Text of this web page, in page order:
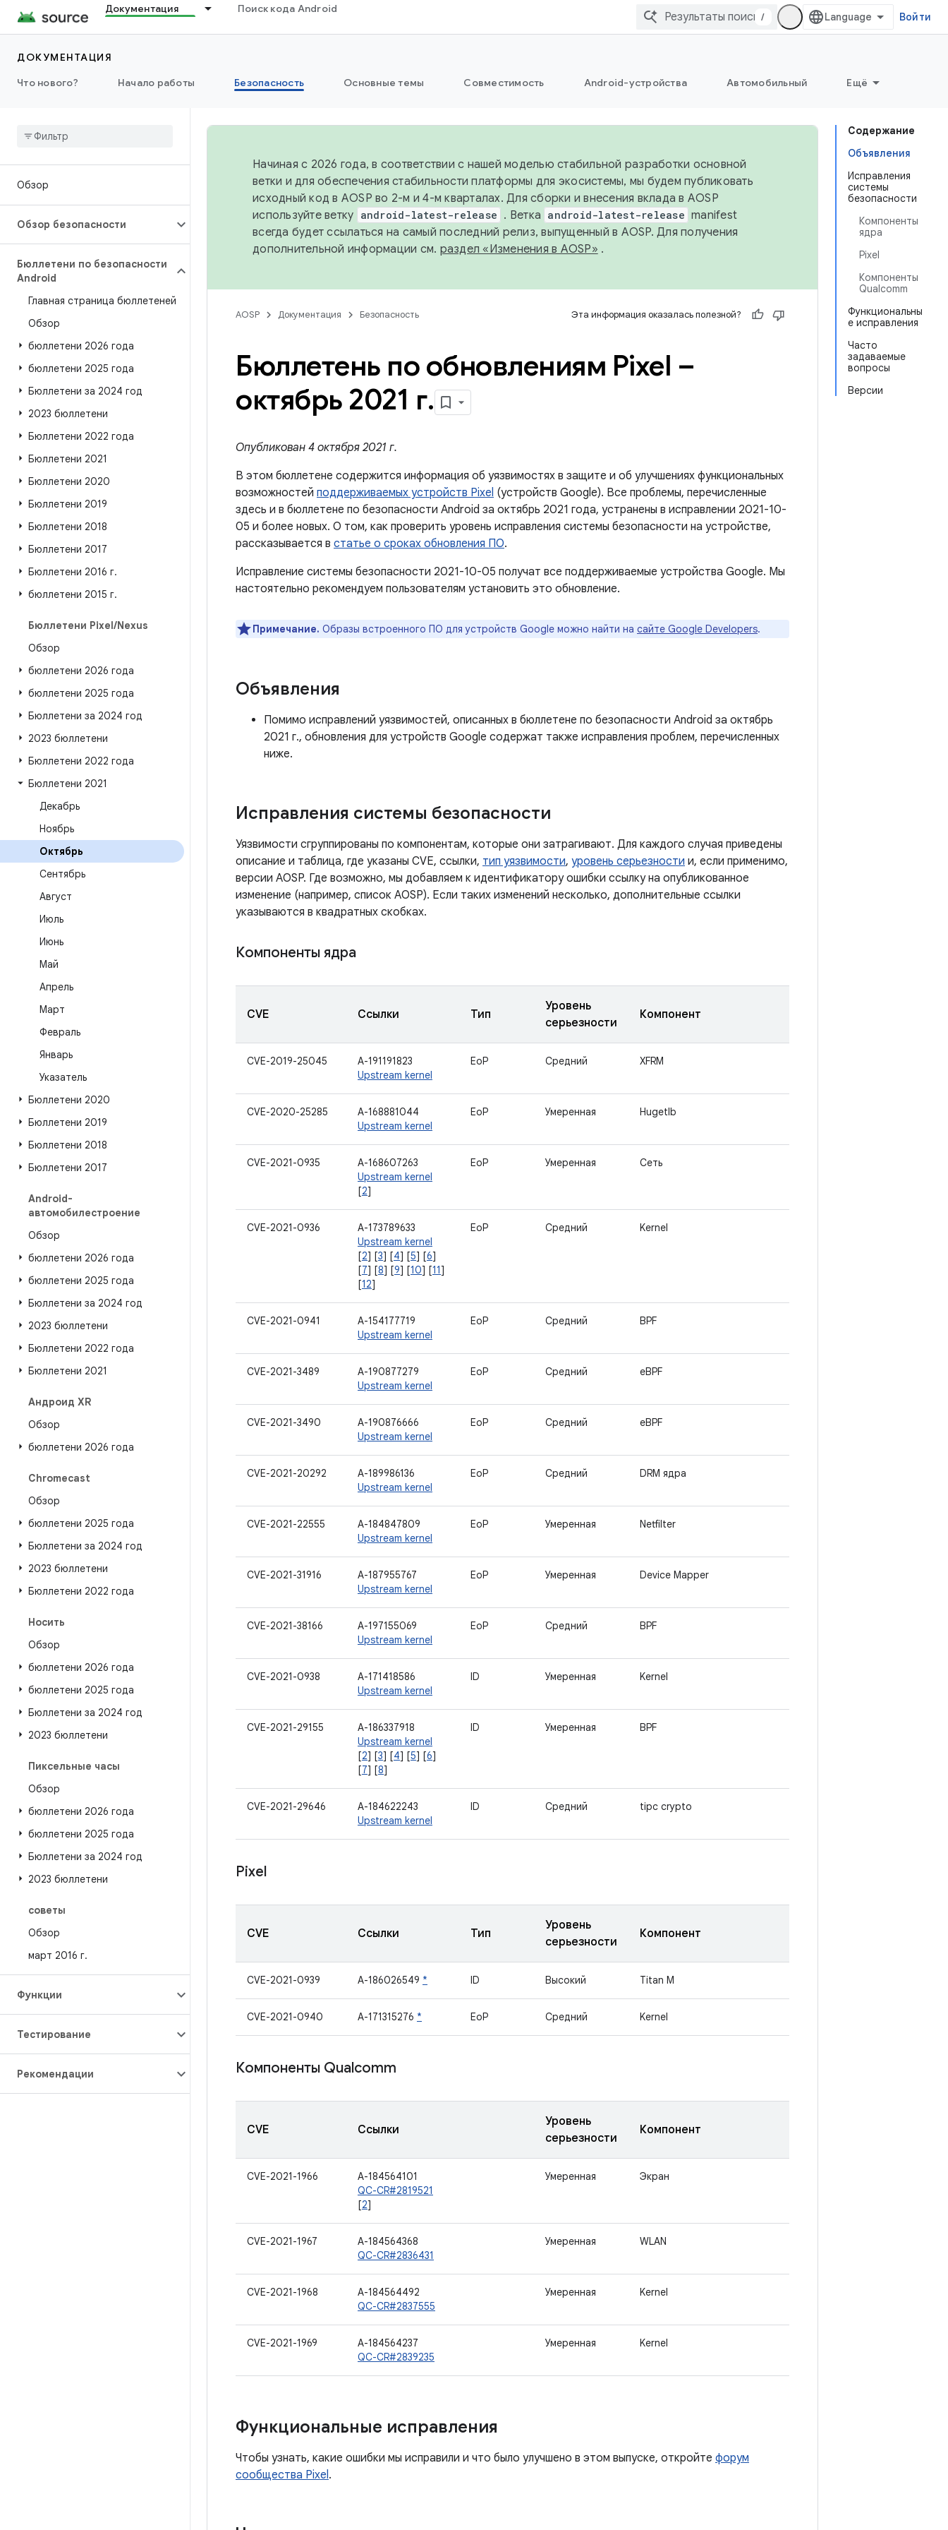
Документация Поиск кода Android
/ Войти
ДОКУМЕНТАЦИЯ
Что нового?
Начало работы Безопасность Основные темы Совместимость Android-устройства Автомобильный Ещё
Обзор
Обзор безопасности
Бюллетени по безопасности
Android
Главная страница бюллетеней
Обзор
бюллетени 2026 года
бюллетени 2025 года
Бюллетени за 2024 год
2023 бюллетени
Бюллетени 2022 года
Бюллетени 2021
Бюллетени 2020
Бюллетени 2019
Бюллетени 2018
Бюллетени 2017
Бюллетени 2016 г.
бюллетени 2015 г.
Бюллетени Pixel/Nexus
Обзор
бюллетени 2026 года
бюллетени 2025 года
Бюллетени за 2024 год
2023 бюллетени
Бюллетени 2022 года
Бюллетени 2021
Декабрь
Ноябрь
Октябрь
Сентябрь
Август
Июль
Июнь
Май
Апрель
Март
Февраль
Январь
Указатель
Бюллетени 2020
Бюллетени 2019
Бюллетени 2018
Бюллетени 2017
Android-
автомобилестроение
Обзор
бюллетени 2026 года
бюллетени 2025 года
Бюллетени за 2024 год
2023 бюллетени
Бюллетени 2022 года
Бюллетени 2021
Андроид XR
Обзор
бюллетени 2026 года
Chromecast
Обзор
бюллетени 2025 года
Бюллетени за 2024 год
2023 бюллетени
Бюллетени 2022 года
Носить
Обзор
бюллетени 2026 года
бюллетени 2025 года
Бюллетени за 2024 год
2023 бюллетени
Пиксельные часы
Обзор
бюллетени 2026 года
бюллетени 2025 года
Бюллетени за 2024 год
2023 бюллетени
советы
Обзор
март 2016 г.
Функции
Тестирование
Рекомендации
Содержание
Объявления
Исправления
системы
безопасности
Компоненты
ядра
Pixel
Компоненты
Qualcomm
Функциональны
е исправления
Часто
задаваемые
вопросы
Версии
Начиная с 2026 года, в соответствии с нашей моделью стабильной разработки основной
ветки и для обеспечения стабильности платформы для экосистемы, мы будем публиковать
исходный код в AOSP во 2-м и 4-м кварталах. Для сборки и внесения вклада в AOSP
используйте ветку android-latest-release . Ветка android-latest-release manifest
всегда будет ссылаться на самый последний релиз, выпущенный в AOSP. Для получения
дополнительной информации см. раздел «Изменения в AOSP» .
AOSP Документация Безопасность Эта информация оказалась полезной?
Бюллетень по обновлениям Pixel –
октябрь 2021 г.
Опубликован 4 октября 2021 г.
В этом бюллетене содержится информация об уязвимостях в защите и об улучшениях функциональных
возможностей поддерживаемых устройств Pixel (устройств Google). Все проблемы, перечисленные
здесь и в бюллетене по безопасности Android за октябрь 2021 года, устранены в исправлении 2021-10-
05 и более новых. О том, как проверить уровень исправления системы безопасности на устройстве,
рассказывается в статье о сроках обновления ПО.
Исправление системы безопасности 2021-10-05 получат все поддерживаемые устройства Google. Мы
настоятельно рекомендуем пользователям установить это обновление.
Примечание. Образы встроенного ПО для устройств Google можно найти на сайте Google Developers.
Объявления
Помимо исправлений уязвимостей, описанных в бюллетене по безопасности Android за октябрь
2021 г., обновления для устройств Google содержат также исправления проблем, перечисленных
ниже.
Исправления системы безопасности
Уязвимости сгруппированы по компонентам, которые они затрагивают. Для каждого случая приведены
описание и таблица, где указаны CVE, ссылки, тип уязвимости, уровень серьезности и, если применимо,
версии AOSP. Где возможно, мы добавляем к идентификатору ошибки ссылку на опубликованное
изменение (например, список AOSP). Если таких изменений несколько, дополнительные ссылки
указываются в квадратных скобках.
Компоненты ядра
CVE Ссылки Тип
Уровень
серьезности
Компонент
CVE-2019-25045
A-191191823
Upstream kernel
EoP Средний XFRM
CVE-2020-25285
A-168881044
Upstream kernel
EoP Умеренная Hugetlb
CVE-2021-0935
A-168607263
Upstream kernel
[2]
EoP Умеренная Сеть
CVE-2021-0936
A-173789633
Upstream kernel
[2] [3] [4] [5] [6]
[7] [8] [9] [10] [11]
[12]
EoP Средний Kernel
CVE-2021-0941
A-154177719
Upstream kernel
EoP Средний BPF
CVE-2021-3489
A-190877279
Upstream kernel
EoP Средний eBPF
CVE-2021-3490
A-190876666
Upstream kernel
EoP Средний eBPF
CVE-2021-20292
A-189986136
Upstream kernel
EoP Средний DRM ядра
CVE-2021-22555
A-184847809
Upstream kernel
EoP Умеренная Netfilter
CVE-2021-31916
A-187955767
Upstream kernel
EoP Умеренная Device Mapper
CVE-2021-38166
A-197155069
Upstream kernel
EoP Средний BPF
CVE-2021-0938
A-171418586
Upstream kernel
ID Умеренная Kernel
CVE-2021-29155
A-186337918
Upstream kernel
[2] [3] [4] [5] [6]
[7] [8]
ID Умеренная BPF
CVE-2021-29646
A-184622243
Upstream kernel
ID Средний tipc crypto
Pixel
CVE Ссылки Тип
Уровень
серьезности
Компонент
CVE-2021-0939 A-186026549 * ID Высокий Titan M
CVE-2021-0940 A-171315276 * EoP Средний Kernel
Компоненты Qualcomm
CVE Ссылки
Уровень
серьезности
Компонент
CVE-2021-1966
A-184564101
QC-CR#2819521
[2]
Умеренная Экран
CVE-2021-1967
A-184564368
QC-CR#2836431
Умеренная WLAN
CVE-2021-1968
A-184564492
QC-CR#2837555
Умеренная Kernel
CVE-2021-1969
A-184564237
QC-CR#2839235
Умеренная Kernel
Функциональные исправления
Чтобы узнать, какие ошибки мы исправили и что было улучшено в этом выпуске, откройте форум
сообщества Pixel.